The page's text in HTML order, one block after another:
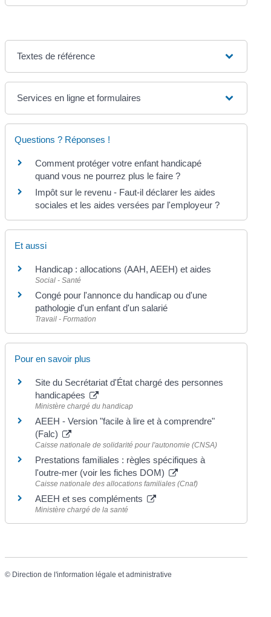
Textes de référence
Services en ligne et formulaires
Questions ? Réponses !
Comment protéger votre enfant handicapé
quand vous ne pourrez plus le faire ?
Impôt sur le revenu - Faut-il déclarer les aides
sociales et les aides versées par l'employeur ?
Et aussi
Handicap : allocations (AAH, AEEH) et aides
Social - Santé
Congé pour l'annonce du handicap ou d'une
pathologie d'un enfant d'un salarié
Travail - Formation
Pour en savoir plus
Site du Secrétariat d'État chargé des personnes
handicapées
Ministère chargé du handicap
AEEH - Version "facile à lire et à comprendre"
(Falc)
Caisse nationale de solidarité pour l'autonomie (CNSA)
Prestations familiales : règles spécifiques à
l'outre-mer (voir les fiches DOM)
Caisse nationale des allocations familiales (Cnaf)
AEEH et ses compléments
Ministère chargé de la santé
© Direction de l'information légale et administrative